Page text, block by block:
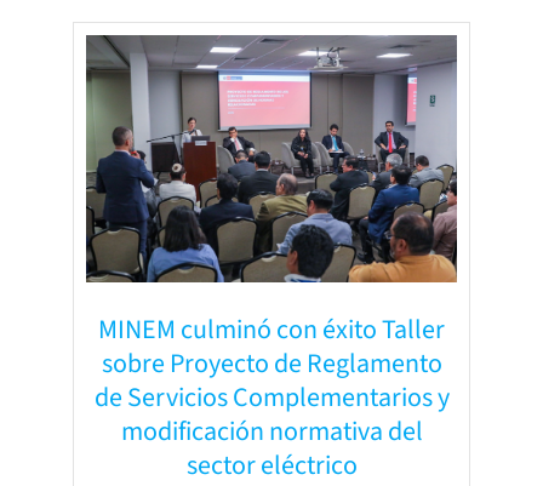
MINEM culminó con éxito Taller
sobre Proyecto de Reglamento
de Servicios Complementarios y
modificación normativa del
sector eléctrico